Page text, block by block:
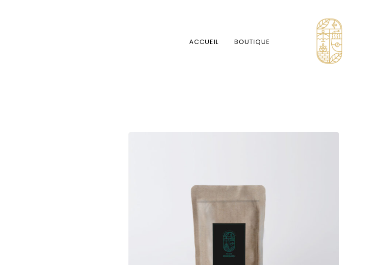
ACCUEIL BOUTIQUE